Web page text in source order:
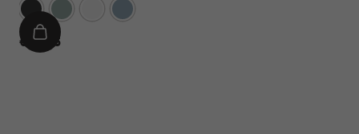
Donkergrijs
Groen Blauw
€
€ 24,95
IN